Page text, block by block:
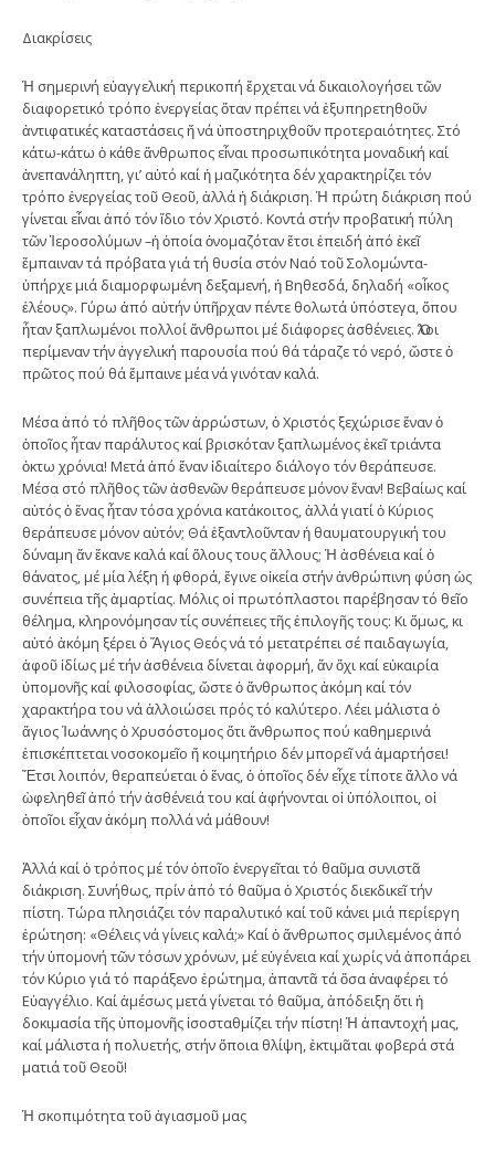
Διακρίσεις
Ἡ σημερινή εὐαγγελική περικοπή ἔρχεται νά δικαιολογήσει τῶν
διαφορετικό τρόπο ἐνεργείας ὅταν πρέπει νά ἐξυπηρετηθοῦν
ἀντιφατικές καταστάσεις ἤ νά ὑποστηριχθοῦν προτεραιότητες. Στό
κάτω-κάτω ὁ κάθε ἄνθρωπος εἶναι προσωπικότητα μοναδική καί
ἀνεπανάληπτη, γι’ αὐτό καί ἡ μαζικότητα δέν χαρακτηρίζει τόν
τρόπο ἐνεργείας τοῦ Θεοῦ, ἀλλά ἡ διάκριση. Ἡ πρώτη διάκριση πού
γίνεται εἶναι ἀπό τόν ἴδιο τόν Χριστό. Κοντά στήν προβατική πύλη
τῶν Ἱεροσολύμων –ἡ ὁποία ὀνομαζόταν ἔτσι ἐπειδή ἀπό ἐκεῖ
ἔμπαιναν τά πρόβατα γιά τή θυσία στόν Ναό τοῦ Σολομώντα-
ὑπήρχε μιά διαμορφωμένη δεξαμενή, ἡ Βηθεσδά, δηλαδή «οἶκος
ἐλέους». Γύρω ἀπό αὐτήν ὑπῆρχαν πέντε θολωτά ὑπόστεγα, ὅπου
ἦταν ξαπλωμένοι πολλοί ἄνθρωποι μέ διάφορες ἀσθένειες. Ὅλοι
περίμεναν τήν ἀγγελική παρουσία πού θά τάραζε τό νερό, ὥστε ὁ
πρῶτος πού θά ἔμπαινε μέα νά γινόταν καλά.
Μέσα ἀπό τό πλῆθος τῶν ἀρρώστων, ὁ Χριστός ξεχώρισε ἕναν ὁ
ὁποῖος ἦταν παράλυτος καί βρισκόταν ξαπλωμένος ἐκεῖ τριάντα
ὀκτω χρόνια! Μετά ἀπό ἕναν ἰδιαίτερο διάλογο τόν θεράπευσε.
Μέσα στό πλῆθος τῶν ἀσθενῶν θεράπευσε μόνον ἕναν! Βεβαίως καί
αὐτός ὁ ἕνας ἦταν τόσα χρόνια κατάκοιτος, ἀλλά γιατί ὁ Κύριος
θεράπευσε μόνον αὐτόν; Θά ἐξαντλοῦνταν ἡ θαυματουργική του
δύναμη ἄν ἔκανε καλά καί ὅλους τους ἄλλους; Ἡ ἀσθένεια καί ὁ
θάνατος, μέ μία λέξη ἡ φθορά, ἔγινε οἰκεία στήν ἀνθρώπινη φύση ὡς
συνέπεια τῆς ἁμαρτίας. Μόλις οἱ πρωτόπλαστοι παρέβησαν τό θεῖο
θέλημα, κληρονόμησαν τίς συνέπειες τῆς ἐπιλογῆς τους: Κι ὅμως, κι
αὐτό ἀκόμη ξέρει ὁ Ἅγιος Θεός νά τό μετατρέπει σέ παιδαγωγία,
ἀφοῦ ἰδίως μέ τήν ἀσθένεια δίνεται ἀφορμή, ἄν ὄχι καί εὐκαιρία
ὑπομονῆς καί φιλοσοφίας, ὥστε ὁ ἄνθρωπος ἀκόμη καί τόν
χαρακτήρα του νά ἀλλοιώσει πρός τό καλύτερο. Λέει μάλιστα ὁ
ἅγιος Ἰωάννης ὁ Χρυσόστομος ὅτι ἄνθρωπος πού καθημερινά
ἐπισκέπτεται νοσοκομεῖο ἤ κοιμητήριο δέν μπορεῖ νά ἁμαρτήσει!
Ἔτσι λοιπόν, θεραπεύεται ὁ ἕνας, ὁ ὁποῖος δέν εἶχε τίποτε ἄλλο νά
ὠφεληθεῖ ἀπό τήν ἀσθένειά του καί ἀφήνονται οἱ ὑπόλοιποι, οἱ
ὁποῖοι εἶχαν ἀκόμη πολλά νά μάθουν!
Ἀλλά καί ὁ τρόπος μέ τόν ὁποῖο ἐνεργεῖται τό θαῦμα συνιστᾶ
διάκριση. Συνήθως, πρίν ἀπό τό θαῦμα ὁ Χριστός διεκδικεῖ τήν
πίστη. Τώρα πλησιάζει τόν παραλυτικό καί τοῦ κάνει μιά περίεργη
ἐρώτηση: «Θέλεις νά γίνεις καλά;» Καί ὁ ἄνθρωπος σμιλεμένος ἀπό
τήν ὑπομονή τῶν τόσων χρόνων, μέ εὐγένεια καί χωρίς νά ἀποπάρει
τόν Κύριο γιά τό παράξενο ἐρώτημα, ἀπαντᾶ τά ὅσα ἀναφέρει τό
Εὐαγγέλιο. Καί ἀμέσως μετά γίνεται τό θαῦμα, ἀπόδειξη ὅτι ἡ
δοκιμασία τῆς ὑπομονῆς ἰσοσταθμίζει τήν πίστη! Ἡ ἀπαντοχή μας,
καί μάλιστα ἡ πολυετής, στήν ὅποια θλίψη, ἐκτιμᾶται φοβερά στά
ματιά τοῦ Θεοῦ!
Ἡ σκοπιμότητα τοῦ ἁγιασμοῦ μας